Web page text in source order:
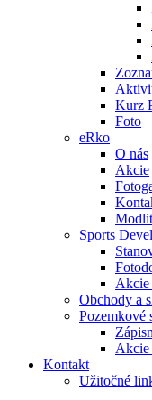
Kurz
Foto
eRko
O nás
Akcie
Sports
Akcie
Obchody a
Pozemkové
Akcie
Kontakt
Užitočné